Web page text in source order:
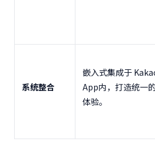
系统整合
嵌入式集成于
App内，打造统一
体验。